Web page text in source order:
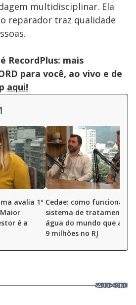
multidisciplinar. Ela
reparador traz qualidade
RecordPlus: mais
para você, ao vivo e de
aqui!
avalia 1º
é a
Cedae: como funciona o
sistema de tratamento
água do mundo que
9 milhões no RJ
SAUDESONO